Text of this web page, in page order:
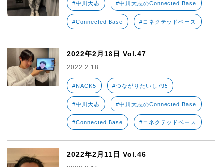
#中川大志 #中川大志のConnected Base
#Connected Base #コネクテッドベース
2022年2月18日 Vol.47
2022.2.18
#NACK5 #つながりたいし795
#中川大志 #中川大志のConnected Base
#Connected Base #コネクテッドベース
2022年2月11日 Vol.46